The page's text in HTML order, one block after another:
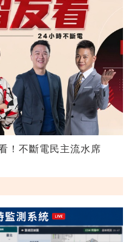
！不斷電民主流水席